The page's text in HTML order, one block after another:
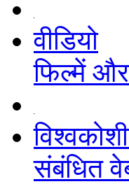
वीडियो
फिल्में
संबंधित